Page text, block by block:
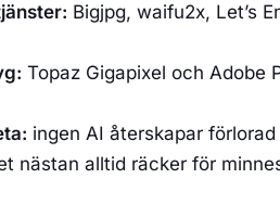
Bigjpg, waifu2x, Let’s
Topaz Gigapixel och Adobe
ingen AI återskapar
nästan alltid räcker för